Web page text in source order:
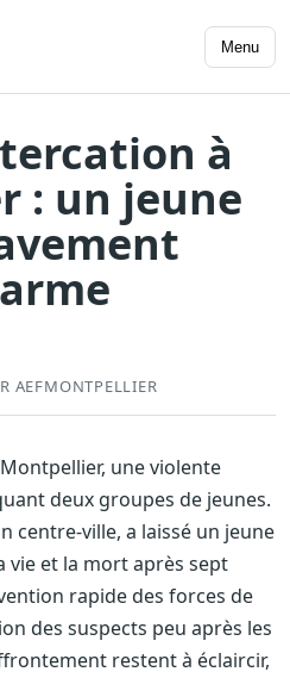
Menu
à
: un jeune
AEFMONTPELLIER
une violente
deux groupes de jeunes.
centre-ville, a laissé un jeune
vie et la mort après sept
rapide des forces de
des suspects peu après les
restent à éclaircir,